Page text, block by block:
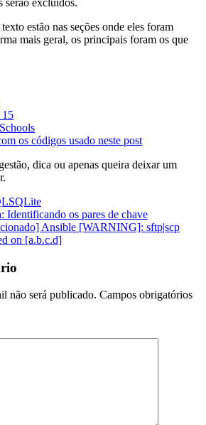
serão excluídos.
estão nas seções onde eles foram
mais geral, os principais foram os que
15
os códigos usado neste post
dica ou apenas queira deixar um
SQLite
Identificando os pares de chave
Ansible [WARNING]: sftp|scp
on [a.b.c.d]
não será publicado. Campos obrigatórios